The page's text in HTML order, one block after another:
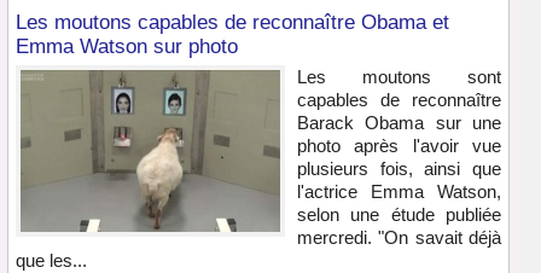
Les moutons capables de reconnaître Obama et
Emma Watson sur photo
Les moutons sont
capables de reconnaître
Barack Obama sur une
photo après l'avoir vue
plusieurs fois, ainsi que
l'actrice Emma Watson,
selon une étude publiée
mercredi. "On savait déjà
que les...